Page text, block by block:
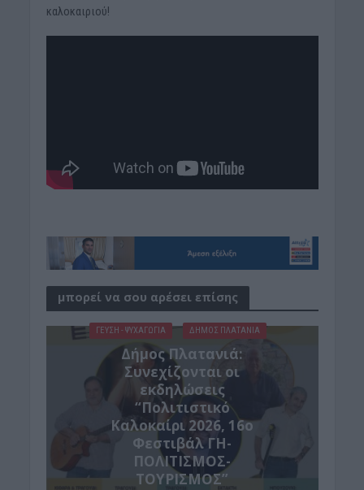
καλοκαιριού!
μπορεί να σου αρέσει επίσης
ΓΕΎΣΗ - ΨΥΧΑΓΩΓΊΑ ΔΉΜΟΣ ΠΛΑΤΑΝΙΆ
Δήμος Πλατανιά:
Συνεχίζονται οι
εκδηλώσεις
“Πολιτιστικό
Καλοκαίρι 2026, 16ο
Φεστιβάλ ΓΗ-
ΠΟΛΙΤΙΣΜΟΣ-
ΤΟΥΡΙΣΜΟΣ”